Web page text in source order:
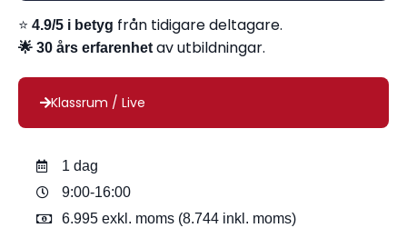
Klassrum / Live
1 dag
9:00-16:00
6.995 exkl. moms (8.744 inkl. moms)
⭐ 4.9/5 i betyg från tidigare deltagare.
🌟 30 års erfarenhetav utbildningar.